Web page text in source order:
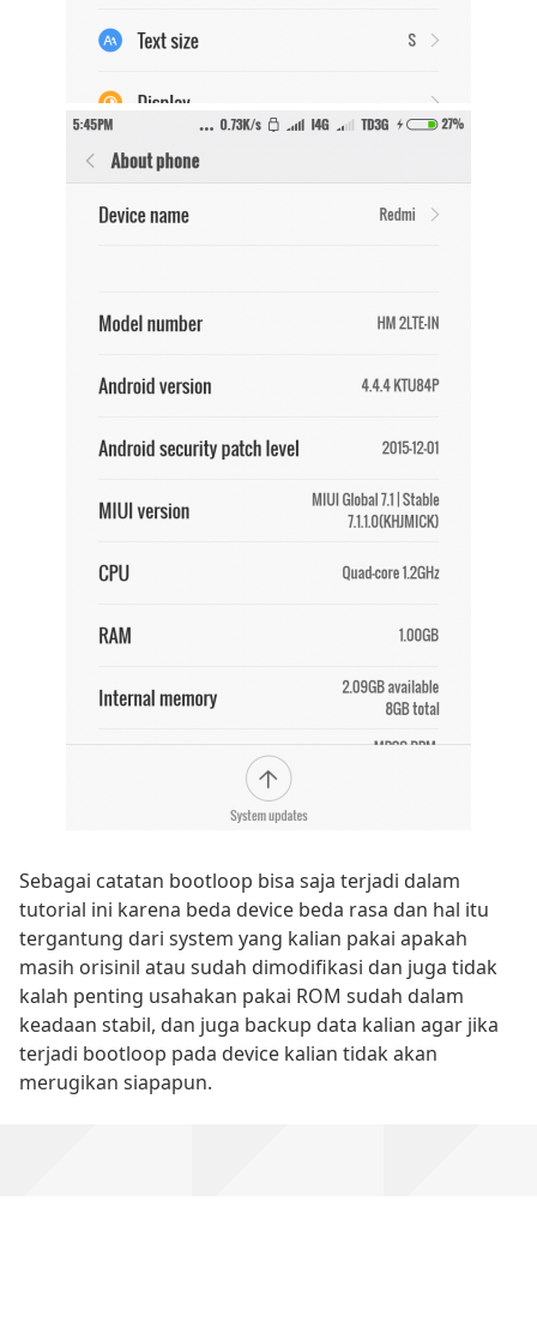
Sebagai catatan bootloop bisa saja terjadi dalam
tutorial ini karena beda device beda rasa dan hal itu
tergantung dari system yang kalian pakai apakah
masih orisinil atau sudah dimodifikasi dan juga tidak
kalah penting usahakan pakai ROM sudah dalam
keadaan stabil, dan juga backup data kalian agar jika
terjadi bootloop pada device kalian tidak akan
merugikan siapapun.